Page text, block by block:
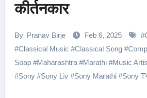
कीर्तनकार
By Pranav Birje Feb 6, 2025 #
#Classical Music #Classical Song#
Soap#Maharashtra#Marathi#Music
#Sony#Sony Liv#Sony Marathi#Sony